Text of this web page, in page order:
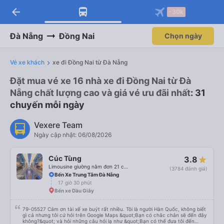
arrow_back -30k
Đà Nẵng Đồng Nai Chọn ngày
Vé xe khách xe đi Đồng Nai từ Đà Nẵng
Đặt mua vé xe 16 nhà xe đi Đồng Nai từ Đà
Nẵng chất lượng cao và giá vé ưu đãi nhất: 31
chuyến mỗi ngày
Vexere Team
Ngày cập nhật: 06/08/2026
Cúc Tùng 3.8
(3784 đánh giá)
Bến Xe Trung Tâm Đà Nẵng
17 giờ 30 phút
Bến xe Dầu Giây
79-05527 Cảm ơn tài xế xe buýt rất nhiều. Tôi là người Hàn Quốc, không biết
gì cả nhưng tôi cứ hỏi trên Google Maps &quot;Bạn có chắc chắn sẽ đến đây
không?&quot; và hỏi những câu hỏi lạ như &quot;Bạn có thể đưa tôi đến